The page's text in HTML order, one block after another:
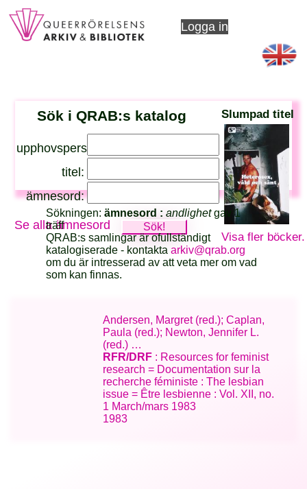
Logga in
Sök i QRAB:s katalog
upphovsperson:
titel:
ämnesord:
Se alla ämnesord
Slumpad titel
Visa fler böcker.
Sökningen:ämnesord :andlighetgav 1
träff
QRAB:s samlingar är ofullständigt
katalogiserade - kontaktaarkiv@qrab.org
om du är intresserad av att veta mer om vad
som kan finnas.
Andersen, Margret (red.); Caplan,
Paula (red.); Newton, Jennifer L.
(red.) …
RFR/DRF : Resources for feminist
research = Documentation sur la
recherche féministe : The lesbian
issue = Être lesbienne : Vol. XII, no.
1 March/mars 1983
1983